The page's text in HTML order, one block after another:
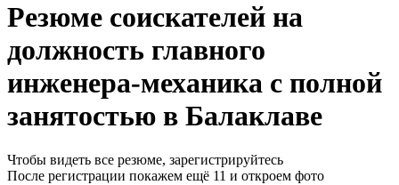
Резюме соискателей на
должность главного
инженера-механика с полной
занятостью в Балаклаве
Чтобы видеть все резюме, зарегистрируйтесь
После регистрации покажем ещё 11 и откроем фото